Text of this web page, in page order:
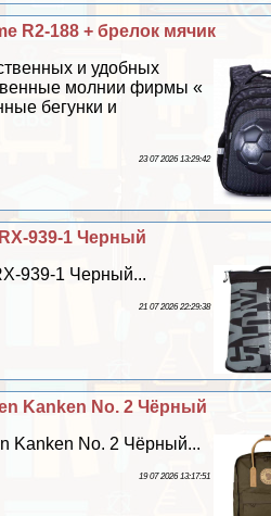
R2-188 + брелок мячик
и удобных
молнии фирмы «
бегунки и
23 07 2026 13:29:42
939-1 Черный
939-1 Черный...
21 07 2026 22:29:38
Kanken No. 2 Чёрный
Kanken No. 2 Чёрный...
19 07 2026 13:17:51